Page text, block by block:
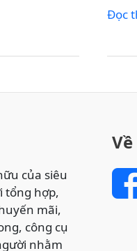
RÚT
DI
&
ĐIỆN
Đọc
của siêu
tổng hợp,
mãi,
công cụ
nhằm